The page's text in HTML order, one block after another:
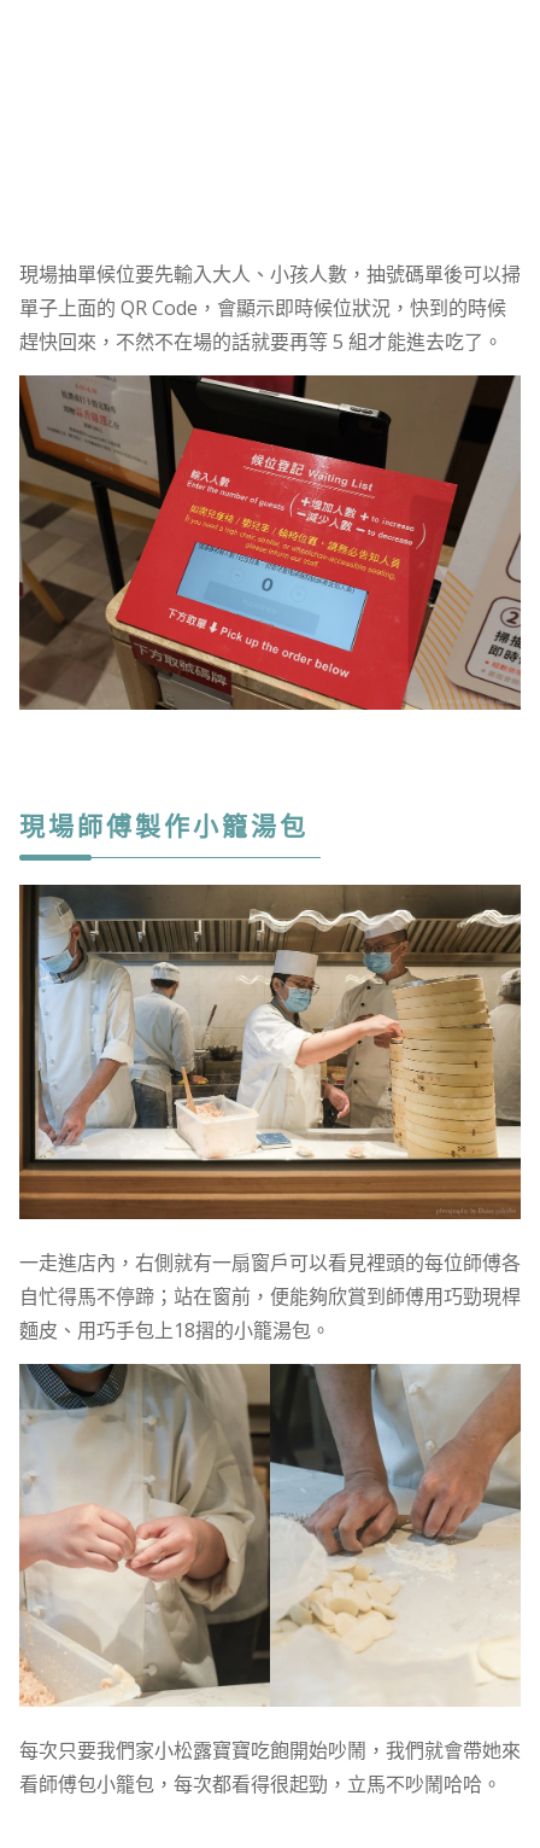
現場抽單候位要先輸入大人、小孩人數，抽號碼單後可以掃
單子上面的 QR Code，會顯示即時候位狀況，快到的時候
趕快回來，不然不在場的話就要再等 5 組才能進去吃了。
現場師傅製作小籠湯包
一走進店內，右側就有一扇窗戶可以看見裡頭的每位師傅各
自忙得馬不停蹄；站在窗前，便能夠欣賞到師傅用巧勁現桿
麵皮、用巧手包上18摺的小籠湯包。
每次只要我們家小松露寶寶吃飽開始吵鬧，我們就會帶她來
看師傅包小籠包，每次都看得很起勁，立馬不吵鬧哈哈。